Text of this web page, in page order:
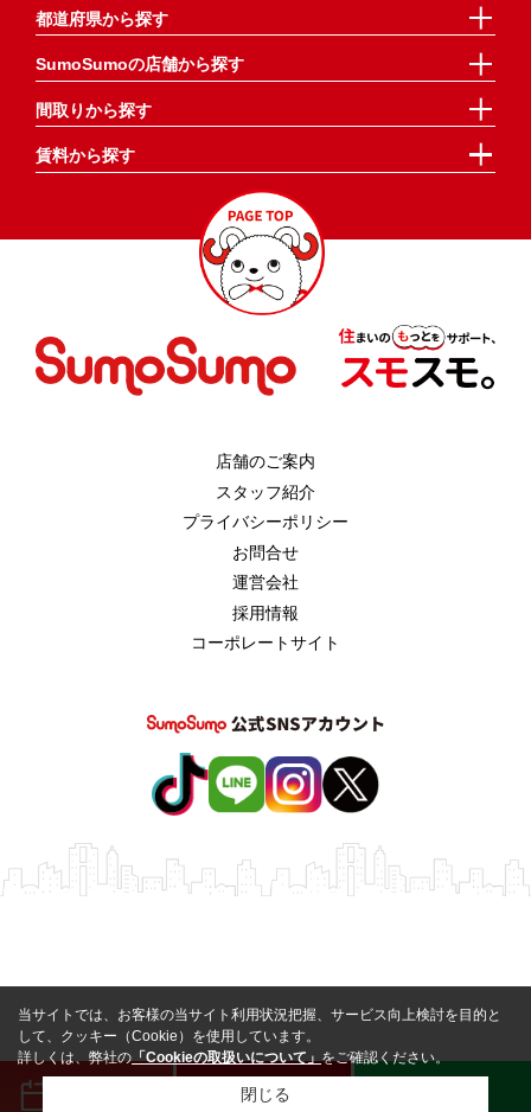
電話
都道府県から探す
SumoSumoの店舗から探す
間取りから探す
賃料から探す
店舗のご案内
スタッフ紹介
プライバシーポリシー
お問合せ
運営会社
採用情報
コーポレートサイト
当サイトでは、お客様の当サイト利用状況把握、サービス向上検討を目的と
して、クッキー（Cookie）を使用しています。
詳しくは、弊社の 「Cookieの取扱いについて」 をご確認ください。
閉じる